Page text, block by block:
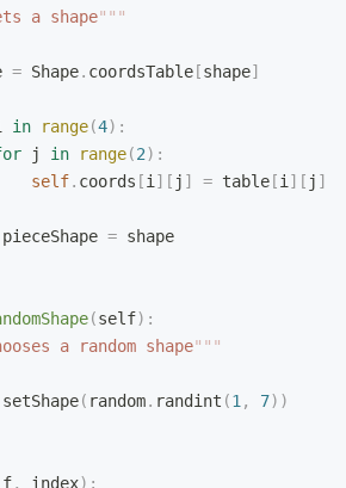
a shape"""
= Shape. coordsTable [shape]
in range(4):
j in range(2):
self
. coords [i ][ j ] = table [i ][ j ]
pieceShape = shape
(self):
a random shape"""
setShape( random. randint (1 , 7))
, index):